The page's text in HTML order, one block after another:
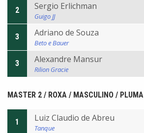
2 Sergio Erlichman
Guigo JJ
3 Adriano de Souza
Beto e Bauer
3 Alexandre Mansur
Rilion Gracie
MASTER 2 / ROXA / MASCULINO / PLUMA
1 Luiz Claudio de Abreu
Tanque